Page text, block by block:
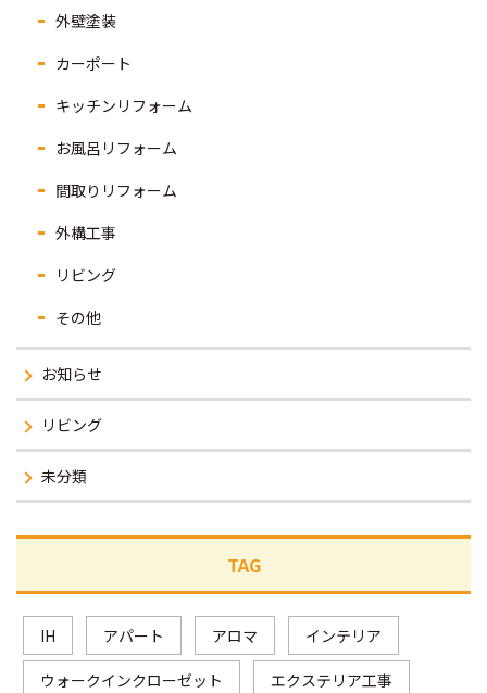
外壁塗装
カーポート
キッチンリフォーム
お風呂リフォーム
間取りリフォーム
外構工事
リビング
その他
お知らせ
リビング
未分類
TAG
IH アパート アロマ インテリア
ウォークインクローゼット エクステリア工事